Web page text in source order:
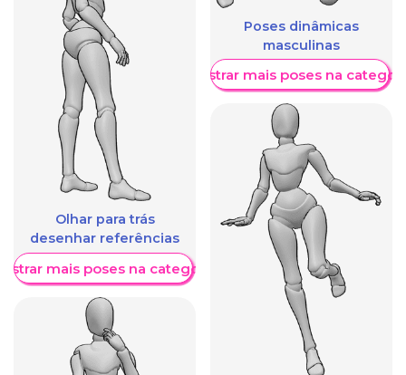
Olhar para trás
desenhar referências
mais poses na categoria
Poses dinâmicas
masculinas
Mostrar mais poses na